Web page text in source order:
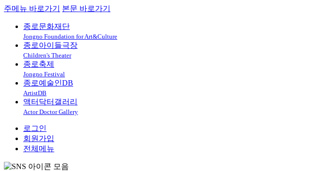
주메뉴 바로가기 본문 바로가기
종로문화재단
Jongno Foundation for Art&Culture
종로아이들극장
Children's Theater
종로축제
Jongno Festival
종로예술인DB
ArtistDB
액터닥터갤러리
Actor Doctor Gallery
로그인
회원가입
전체메뉴